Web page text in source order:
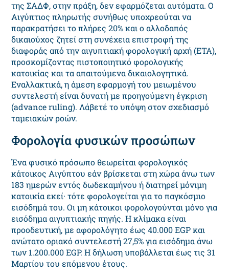
της ΣΑΔΦ, στην πράξη, δεν εφαρμόζεται αυτόματα. Ο
Αιγύπτιος πληρωτής συνήθως υποχρεούται να
παρακρατήσει το πλήρες 20% και ο αλλοδαπός
δικαιούχος ζητεί στη συνέχεια επιστροφή της
διαφοράς από την αιγυπτιακή φορολογική αρχή (ETA),
προσκομίζοντας πιστοποιητικό φορολογικής
κατοικίας και τα απαιτούμενα δικαιολογητικά.
Εναλλακτικά, η άμεση εφαρμογή του μειωμένου
συντελεστή είναι δυνατή με προηγούμενη έγκριση
(advance ruling). Λάβετέ το υπόψη στον σχεδιασμό
ταμειακών ροών.
Φορολογία φυσικών προσώπων
Ένα φυσικό πρόσωπο θεωρείται φορολογικός
κάτοικος Αιγύπτου εάν βρίσκεται στη χώρα άνω των
183 ημερών εντός δωδεκαμήνου ή διατηρεί μόνιμη
κατοικία εκεί· τότε φορολογείται για το παγκόσμιο
εισόδημά του. Οι μη κάτοικοι φορολογούνται μόνο για
εισόδημα αιγυπτιακής πηγής. Η κλίμακα είναι
προοδευτική, με αφορολόγητο έως 40.000 EGP και
ανώτατο οριακό συντελεστή 27,5% για εισόδημα άνω
των 1.200.000 EGP. Η δήλωση υποβάλλεται έως τις 31
Μαρτίου του επόμενου έτους.